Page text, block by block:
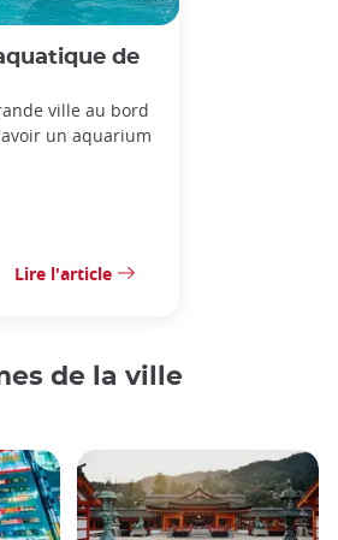
de
ville au bord
un aquarium
Lire l'article
de la ville